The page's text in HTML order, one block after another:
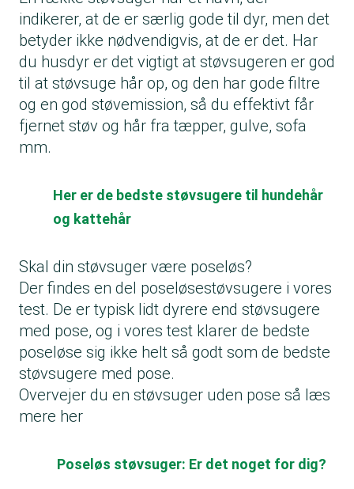
indikerer, at de er særlig gode til dyr, men det
betyder ikke nødvendigvis, at de er det. Har
du husdyr er det vigtigt at støvsugeren er god
til at støvsuge hår op, og den har gode filtre
og en god støvemission, så du effektivt får
fjernet støv og hår fra tæpper, gulve, sofa
mm.
Her er de bedste støvsugere til hundehår
og kattehår
Skal din støvsuger være poseløs?
Der findes en del poseløsestøvsugere i vores
test. De er typisk lidt dyrere end støvsugere
med pose, og i vores test klarer de bedste
poseløse sig ikke helt så godt som de bedste
støvsugere med pose.
Overvejer du en støvsuger uden pose så læs
mere her
Poseløs støvsuger: Er det noget for dig?